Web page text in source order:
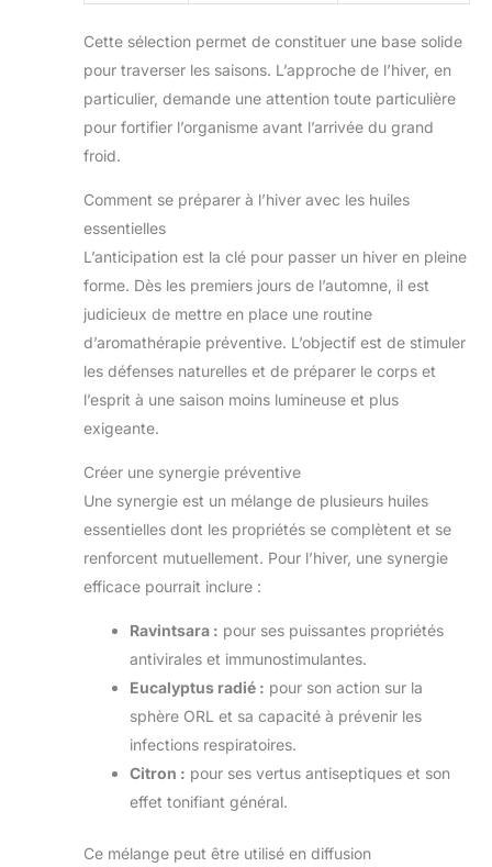
Cette sélection permet de constituer une base solide
pour traverser les saisons. L’approche de l’hiver, en
particulier, demande une attention toute particulière
pour fortifier l’organisme avant l’arrivée du grand
froid.
Comment se préparer à l’hiver avec les huiles
essentielles
L’anticipation est la clé pour passer un hiver en pleine
forme. Dès les premiers jours de l’automne, il est
judicieux de mettre en place une routine
d’aromathérapie préventive. L’objectif est de stimuler
les défenses naturelles et de préparer le corps et
l’esprit à une saison moins lumineuse et plus
exigeante.
Créer une synergie préventive
Une synergie est un mélange de plusieurs huiles
essentielles dont les propriétés se complètent et se
renforcent mutuellement. Pour l’hiver, une synergie
efficace pourrait inclure :
Ravintsara : pour ses puissantes propriétés
antivirales et immunostimulantes.
Eucalyptus radié : pour son action sur la
sphère ORL et sa capacité à prévenir les
infections respiratoires.
Citron : pour ses vertus antiseptiques et son
effet tonifiant général.
Ce mélange peut être utilisé en diffusion